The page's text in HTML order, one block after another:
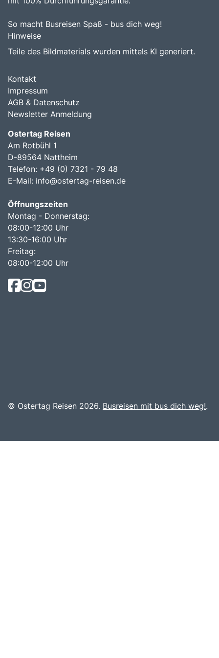
So macht Busreisen Spaß - bus dich weg!
Hinweise
Teile des Bildmaterials wurden mittels KI generiert.
Kontakt
Impressum
AGB & Datenschutz
Newsletter Anmeldung
Ostertag Reisen
Am Rotbühl 1
D-89564 Nattheim
Telefon: +49 (0) 7321 - 79 48
E-Mail: info@ostertag-reisen.de
Öffnungszeiten
Montag - Donnerstag:
08:00-12:00 Uhr
13:30-16:00 Uhr
Freitag:
08:00-12:00 Uhr
© Ostertag Reisen 2026. Busreisen mit bus dich weg!.